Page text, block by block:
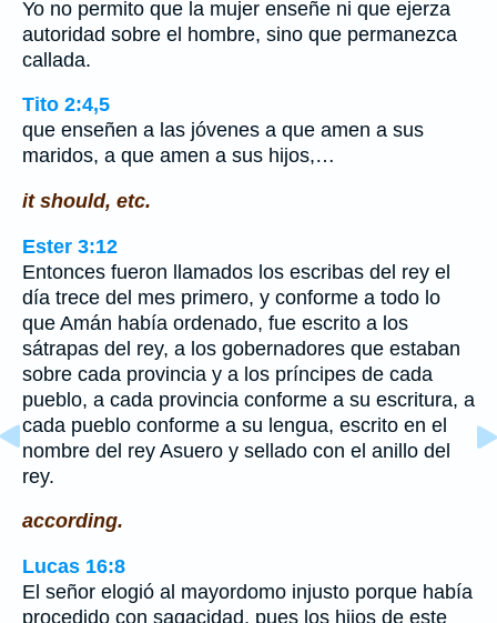
Yo no permito que la mujer enseñe ni que ejerza
autoridad sobre el hombre, sino que permanezca
callada.
Tito 2:4,5
que enseñen a las jóvenes a que amen a sus
maridos, a que amen a sus hijos,…
it should, etc.
Ester 3:12
Entonces fueron llamados los escribas del rey el
día trece del mes primero, y conforme a todo lo
que Amán había ordenado, fue escrito a los
sátrapas del rey, a los gobernadores que estaban
sobre cada provincia y a los príncipes de cada
pueblo, a cada provincia conforme a su escritura, a
cada pueblo conforme a su lengua, escrito en el
nombre del rey Asuero y sellado con el anillo del
rey.
according.
Lucas 16:8
El señor elogió al mayordomo injusto porque había
procedido con sagacidad, pues los hijos de este